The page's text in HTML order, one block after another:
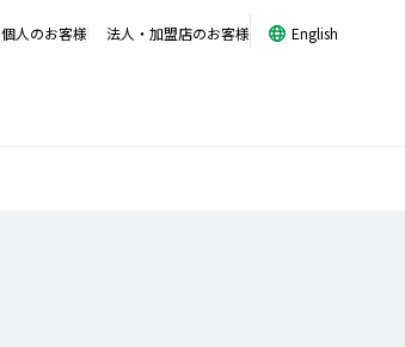
個人のお客様 法人・加盟店のお客様 English